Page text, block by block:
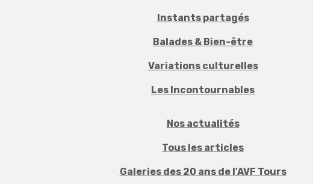
Instants partagés
Balades & Bien-être
Variations culturelles
Les Incontournables
Nos actualités
Tous les articles
Galeries des 20 ans de l'AVF Tours